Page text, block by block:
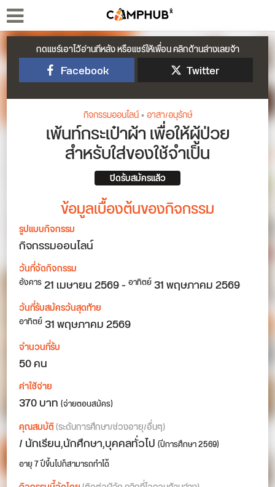
กดแชร์เอาไว้อ่านทีหลัง หรือแชร์ให้เพื่อน คลิกด้านล่างเลยจ้า
Facebook Twitter
กิจกรรมออนไลน์•อาสา/อนุรักษ์
เพ้นท์กระเป๋าผ้า เพื่อให้ผู้ป่วย
สำหรับใส่ของใช้จำเป็น
ปิดรับสมัครแล้ว
ข้อมูลเบื้องต้นของกิจกรรม
รูปแบบกิจกรรม
กิจกรรมออนไลน์
วันที่จัดกิจกรรม
อังคาร21เมษายน 2569-อาทิตย์31พฤษภาคม 2569
วันที่รับสมัครวันสุดท้าย
อาทิตย์31 พฤษภาคม 2569
จำนวนที่รับ
50 คน
ค่าใช้จ่าย
370 บาท(จ่ายตอนสมัคร)
คุณสมบัติ(ระดับการศึกษา/ช่วงอายุ/อื่นๆ)
/ นักเรียน,นักศึกษา,บุคคลทั่วไป(ปีการศึกษา 2569)
อายุ 7 ปีขึ้นไปก็สามารถทำได้